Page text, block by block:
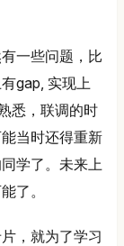
一些问题，比
gap, 实现上
悉，联调的时
当时还得重新
学了。未来上
了。
，就为了学习